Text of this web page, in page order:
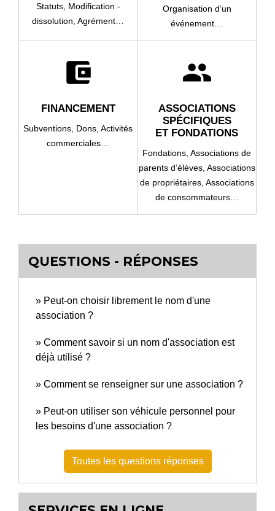
Statuts, Modification -
dissolution,Agrément…
Organisation d’un
événement…
account_balance_wallet
FINANCEMENT
Subventions, Dons,Activités
commerciales…
group
ASSOCIATIONS
SPÉCIFIQUES
ET FONDATIONS
Fondations,Associations de
parents d’élèves, Associations
de propriétaires, Associations
de consommateurs…
QUESTIONS - RÉPONSES
Peut-on choisir librement le nom d'une
association ?
Comment savoir si un nom d'association est
déjà utilisé ?
Comment se renseigner sur une association ?
Peut-on utiliser son véhicule personnel pour
les besoins d'une association ?
Toutes les questions réponses